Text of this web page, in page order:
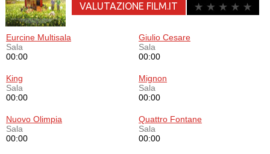
VALUTAZIONE FILM.IT
Eurcine Multisala
Sala
00:00
Giulio Cesare
Sala
00:00
King
Sala
00:00
Mignon
Sala
00:00
Nuovo Olimpia
Sala
00:00
Quattro Fontane
Sala
00:00